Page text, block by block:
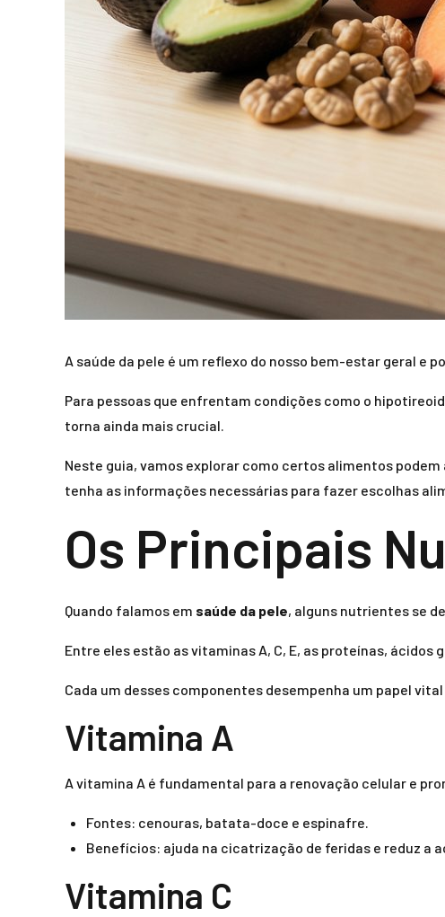
A saúde da pele é um reflexo do nosso bem-estar geral e
Para pessoas que enfrentam condições como o
torna ainda mais crucial.
Neste guia, vamos explorar como certos alimentos podem
tenha as informações necessárias para fazer escolhas
Os Principais
Quando falamos em saúde da pele, alguns nutrientes se
Entre eles estão as vitaminas A, C, E, as proteínas, ácidos
Cada um desses componentes desempenha um papel
Vitamina A
A vitamina A é fundamental para a renovação celular e
Fontes: cenouras, batata-doce e espinafre.
Benefícios: ajuda na cicatrização de feridas e reduz a
Vitamina C